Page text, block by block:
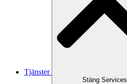
Tjänster
Stäng Services